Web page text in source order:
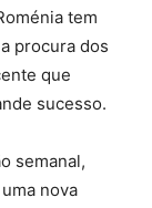
tem
procura dos
que
sucesso.
semanal,
nova